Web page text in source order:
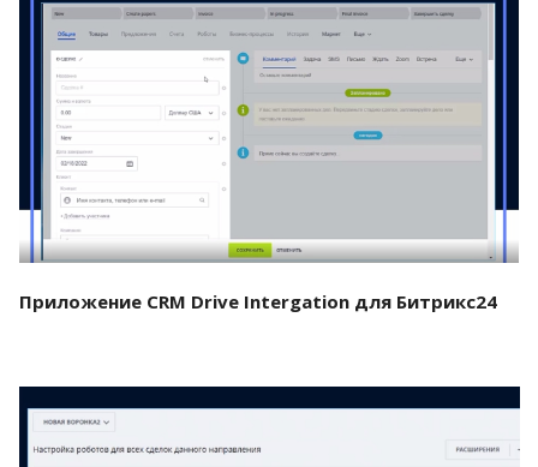
Смотреть проект
Приложение CRM Drive Intergation для Битрикс24